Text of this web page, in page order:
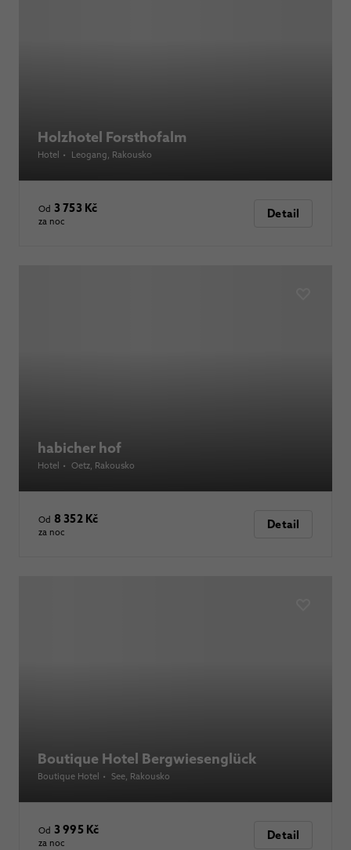
Holzhotel Forsthofalm
Hotel • Leogang, Rakousko
Od 3 753 Kč
za noc
Detail
habicher hof
Hotel • Oetz, Rakousko
Od 8 352 Kč
za noc
Detail
Boutique Hotel Bergwiesenglück
Boutique Hotel • See, Rakousko
Od 3 995 Kč
za noc
Detail